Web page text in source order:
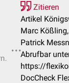
Zitieren
Artikel
Marc
Patrick
Abrufbar
https://
DocCheck